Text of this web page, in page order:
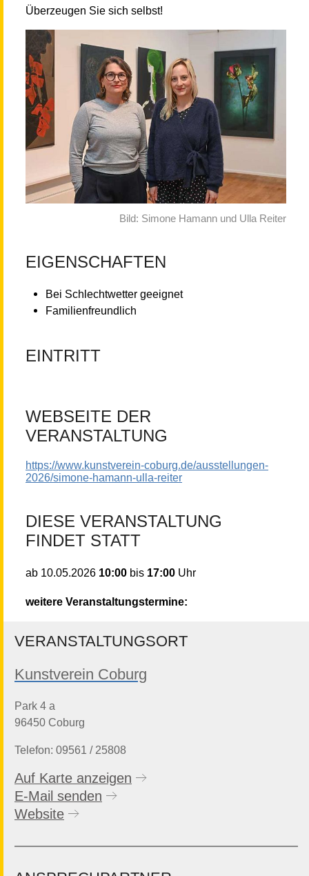
Überzeugen Sie sich selbst!
Bild: Simone Hamann und Ulla Reiter
EIGENSCHAFTEN
Bei Schlechtwetter geeignet
Familienfreundlich
EINTRITT
WEBSEITE DER
VERANSTALTUNG
https://www.kunstverein-coburg.de/ausstellungen-
2026/simone-hamann-ulla-reiter
DIESE VERANSTALTUNG
FINDET STATT
ab 10.05.2026 10:00 bis 17:00 Uhr
weitere Veranstaltungstermine:
VERANSTALTUNGSORT
Kunstverein Coburg
Park 4 a
96450 Coburg
Telefon: 09561 / 25808
Auf Karte anzeigen
E-Mail senden
Website